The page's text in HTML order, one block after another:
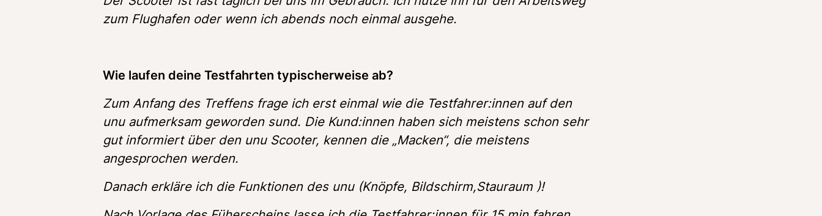
zum Flughafen oder wenn ich abends noch einmal ausgehe.
Wie laufen deine Testfahrten typischerweise ab?
Zum Anfang des Treffens frage ich erst einmal wie die Testfahrer:innen auf den
unu aufmerksam geworden sund. Die Kund:innen haben sich meistens schon sehr
gut informiert über den unu Scooter, kennen die „Macken“, die meistens
angesprochen werden.
Danach erkläre ich die Funktionen des unu (Knöpfe, Bildschirm,Stauraum )!